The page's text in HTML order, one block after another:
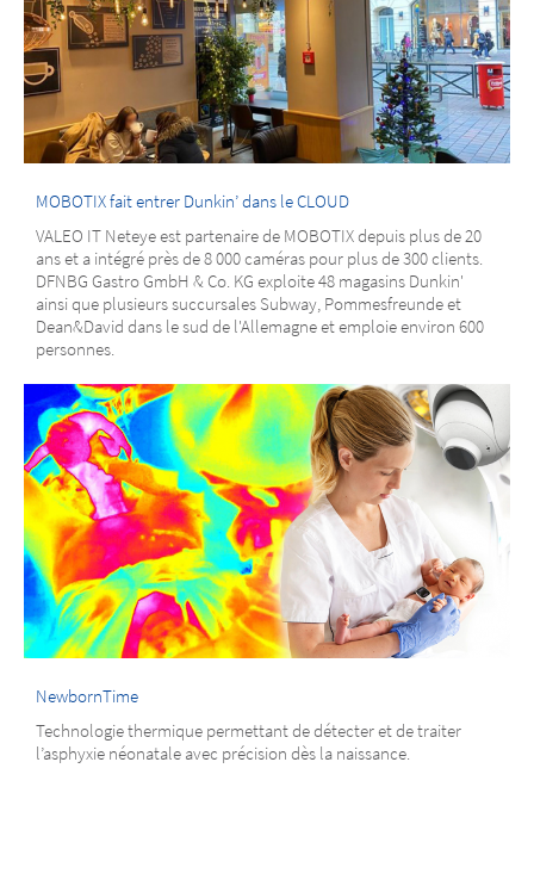
MOBOTIX fait entrer Dunkin’ dans le CLOUD
VALEO IT Neteye est partenaire de MOBOTIX depuis plus de 20
ans et a intégré près de 8 000 caméras pour plus de 300 clients.
DFNBG Gastro GmbH & Co. KG exploite 48 magasins Dunkin'
ainsi que plusieurs succursales Subway, Pommesfreunde et
Dean&David dans le sud de l'Allemagne et emploie environ 600
personnes.
NewbornTime
Technologie thermique permettant de détecter et de traiter
l’asphyxie néonatale avec précision dès la naissance.